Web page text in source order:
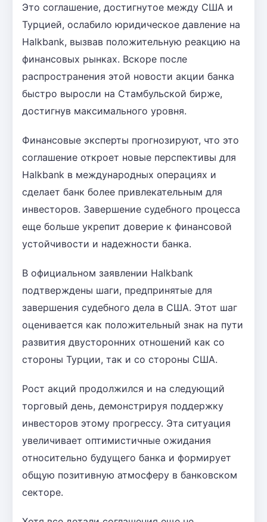
Это соглашение, достигнутое между США и
Турцией, ослабило юридическое давление на
Halkbank, вызвав положительную реакцию на
финансовых рынках. Вскоре после
распространения этой новости акции банка
быстро выросли на Стамбульской бирже,
достигнув максимального уровня.
Финансовые эксперты прогнозируют, что это
соглашение откроет новые перспективы для
Halkbank в международных операциях и
сделает банк более привлекательным для
инвесторов. Завершение судебного процесса
еще больше укрепит доверие к финансовой
устойчивости и надежности банка.
В официальном заявлении Halkbank
подтверждены шаги, предпринятые для
завершения судебного дела в США. Этот шаг
оценивается как положительный знак на пути
развития двусторонних отношений как со
стороны Турции, так и со стороны США.
Рост акций продолжился и на следующий
торговый день, демонстрируя поддержку
инвесторов этому прогрессу. Эта ситуация
увеличивает оптимистичные ожидания
относительно будущего банка и формирует
общую позитивную атмосферу в банковском
секторе.